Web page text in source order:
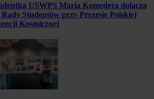
USWPS Maria Komędera dołącza
Rady Studentów przy Prezesie Polskiej
Kosmicznej